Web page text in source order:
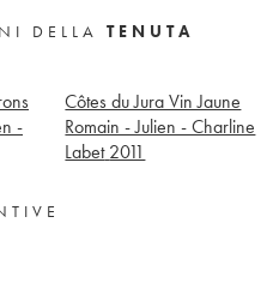
DELLA TENUTA
-
Côtes du Jura Vin Jaune
Romain - Julien - Charline
Labet 2011